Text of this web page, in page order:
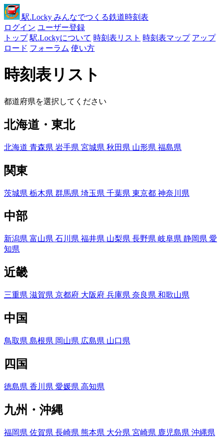
駅.Locky みんなでつくる鉄道時刻表
ログイン ユーザー登録
トップ 駅.Lockyについて 時刻表リスト 時刻表マップ アップ
ロード フォーラム 使い方
時刻表リスト
都道府県を選択してください
北海道・東北
北海道 青森県 岩手県 宮城県 秋田県 山形県 福島県
関東
茨城県 栃木県 群馬県 埼玉県 千葉県 東京都 神奈川県
中部
新潟県 富山県 石川県 福井県 山梨県 長野県 岐阜県 静岡県 愛
知県
近畿
三重県 滋賀県 京都府 大阪府 兵庫県 奈良県 和歌山県
中国
鳥取県 島根県 岡山県 広島県 山口県
四国
徳島県 香川県 愛媛県 高知県
九州・沖縄
福岡県 佐賀県 長崎県 熊本県 大分県 宮崎県 鹿児島県 沖縄県